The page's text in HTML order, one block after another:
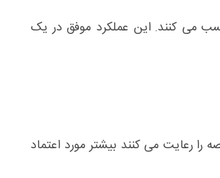
کسب می کنند. این عملکرد موفق در یک
را رعایت می کنند بیشتر مورد اعتماد